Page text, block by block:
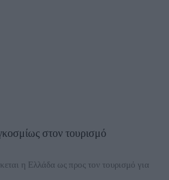
στον τουρισμό
η Ελλάδα ως προς τον τουρισμό για